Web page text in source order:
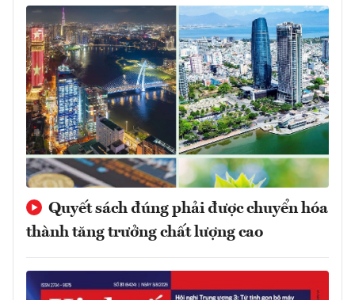
Quyết sách đúng phải được chuyển hóa
thành tăng trưởng chất lượng cao